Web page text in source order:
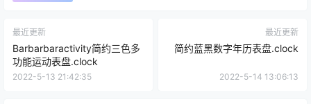
最近更新
Barbarbaractivity简约三色多
功能运动表盘.clock
2022-5-13 21:42:35
最近更新
简约蓝黑数字年历表盘.clock
2022-5-14 13:06:13